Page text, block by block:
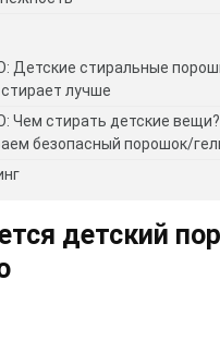
Детские стиральные
лучше
Чем стирать детские вещи?
безопасный порошок/
детский